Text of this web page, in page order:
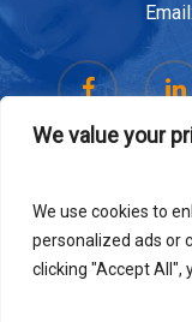
We value your
We use cookies to
personalized ads or
clicking "Accept All",
Email: